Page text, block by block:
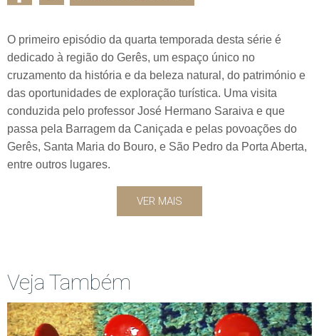
O primeiro episódio da quarta temporada desta série é
dedicado à região do Gerês, um espaço único no
cruzamento da história e da beleza natural, do património e
das oportunidades de exploração turística. Uma visita
conduzida pelo professor José Hermano Saraiva e que
passa pela Barragem da Caniçada e pelas povoações do
Gerês, Santa Maria do Bouro, e São Pedro da Porta Aberta,
entre outros lugares.
VER MAIS
Veja Também